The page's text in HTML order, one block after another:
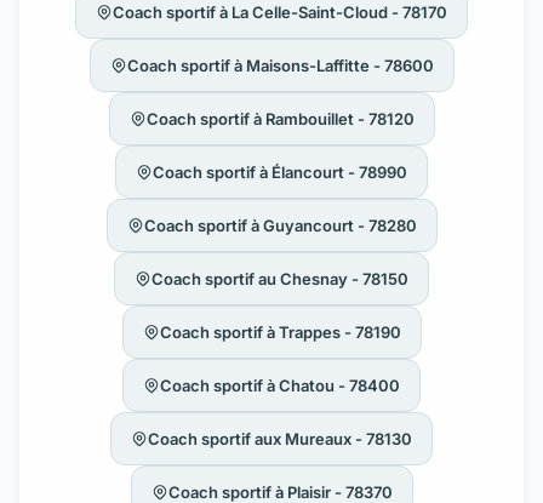
Coach sportif à La Celle-Saint-Cloud - 78170
Coach sportif à Maisons-Laffitte - 78600
Coach sportif à Rambouillet - 78120
Coach sportif à Élancourt - 78990
Coach sportif à Guyancourt - 78280
Coach sportif au Chesnay - 78150
Coach sportif à Trappes - 78190
Coach sportif à Chatou - 78400
Coach sportif aux Mureaux - 78130
Coach sportif à Plaisir - 78370